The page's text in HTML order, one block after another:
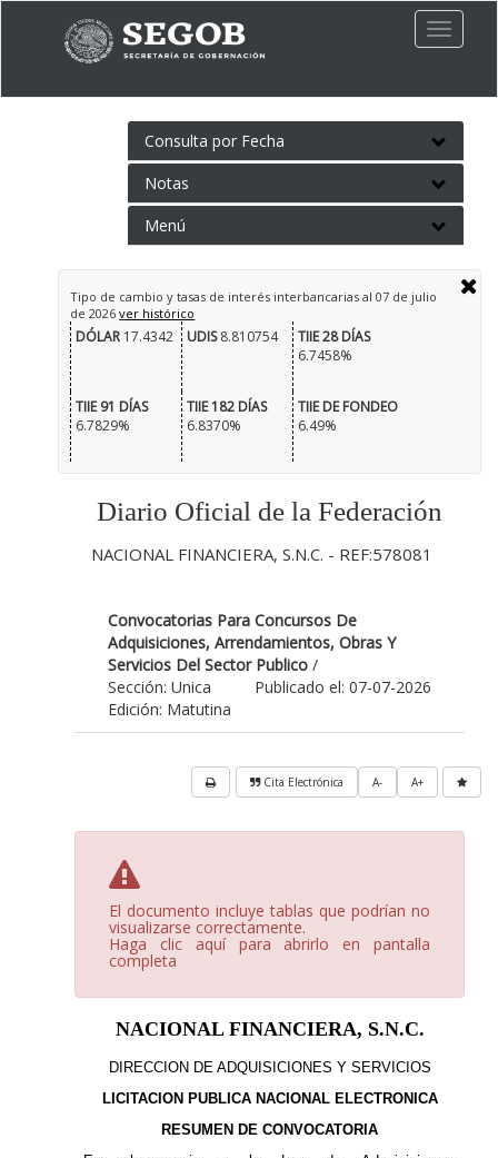
Toggle
Consulta por Fecha
Notas
Menú
Tipo de cambio y tasas de interés interbancarias al 07 de julio
de 2026ver histórico
DÓLAR17.4342 UDIS8.810754
TIIE 28 DÍAS
6.7458%
TIIE 91 DÍAS
6.7829%
TIIE 182 DÍAS
6.8370%
TIIE DE FONDEO
6.49%
Diario Oficial de la Federación
NACIONAL FINANCIERA, S.N.C. - REF:578081
Convocatorias Para Concursos De
Adquisiciones, Arrendamientos, Obras Y
Servicios Del Sector Publico /
Publicado el: 07-07-2026
Sección: Unica
Edición: Matutina
A+
A-
Cita Electrónica
El documento incluye tablas que podrían no
visualizarse correctamente.
Haga clic aquí para abrirlo en pantalla
completa